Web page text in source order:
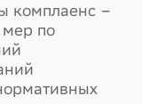
комплаенс –
мер по